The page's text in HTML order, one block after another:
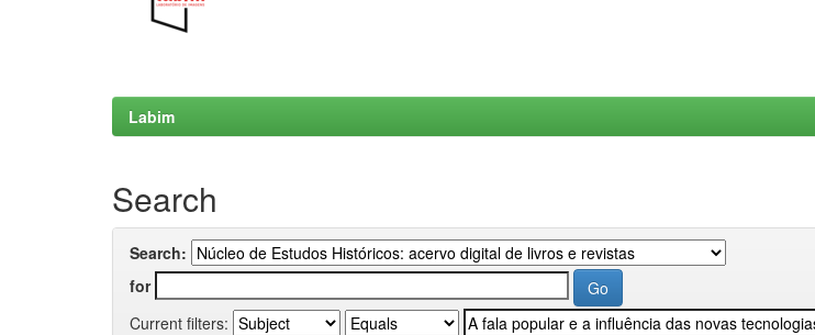
Labim
Search
Search:
for
Current filters: